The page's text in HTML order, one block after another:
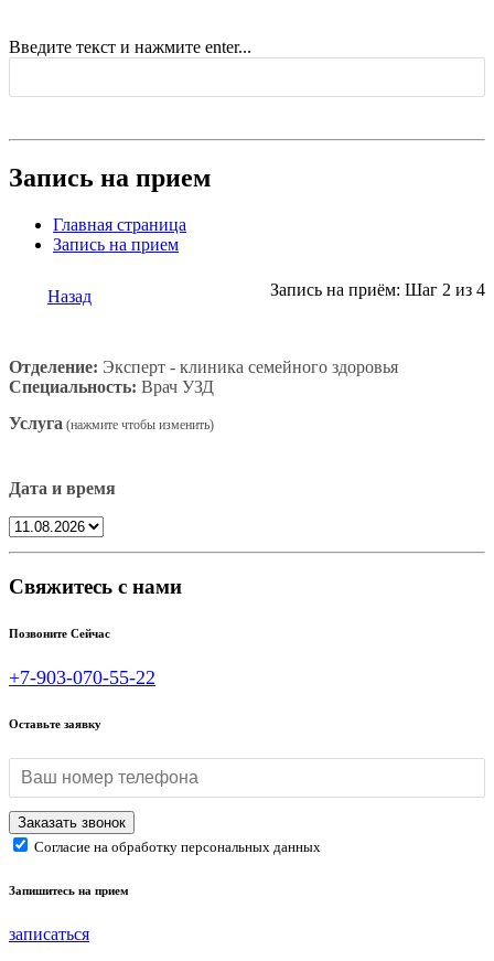
Введите текст и нажмите enter...
Запись на прием
Главная страница
Запись на прием
Назад Запись на приём: Шаг 2 из 4
Отделение: Эксперт - клиника семейного здоровья
Специальность: Врач УЗД
Услуга
Дата и время
Свяжитесь с нами
Позвоните Сейчас
+7-903-070-55-22
Оставьте заявку
Согласие на обработку персональных данных
Запишитесь на прием
записаться